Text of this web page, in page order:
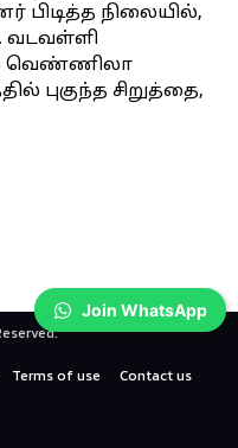
பிடித்த நிலையில்,
வடவள்ளி
வெண்ணிலா
புகுந்த சிறுத்தை,
Terms of use Contact us
Join WhatsApp